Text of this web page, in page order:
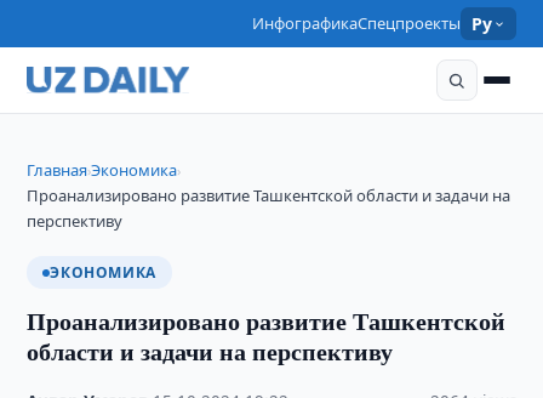
ИнфографикаСпецпроекты Ру
Главная›Экономика›
Проанализировано развитие Ташкентской области и задачи на
перспективу
ЭКОНОМИКА
Проанализировано развитие Ташкентской
области и задачи на перспективу